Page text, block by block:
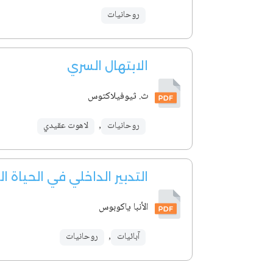
روحانيات
الابتهال السري
ث. ثيوفيلاكتوس
روحانيات , لاهوت عقيدي
التدبير الداخلي في الحياة
الأنبا ياكوبوس
آبائيات , روحانيات